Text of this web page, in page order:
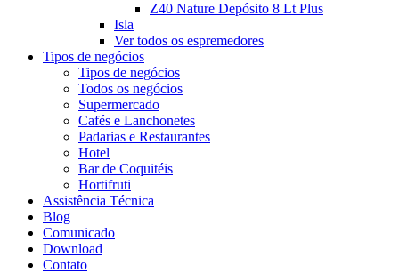
Z40 Nature Depósito 8 Lt Plus
Isla
Ver todos os espremedores
Tipos de negócios
Tipos de negócios
Todos os negócios
Supermercado
Cafés e Lanchonetes
Padarias e Restaurantes
Hotel
Bar de Coquitéis
Hortifruti
Assistência Técnica
Blog
Comunicado
Download
Contato